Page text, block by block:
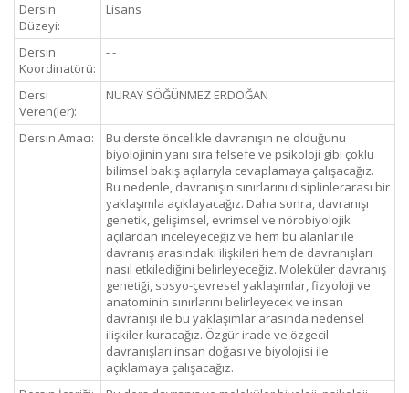
Dersin
Düzeyi:
Lisans
Dersin
Koordinatörü:
- -
Dersi
Veren(ler):
NURAY SÖĞÜNMEZ ERDOĞAN
Dersin Amacı:
Bu derste öncelikle davranışın ne olduğunu
biyolojinin yanı sıra felsefe ve psikoloji gibi çoklu
bilimsel bakış açılarıyla cevaplamaya çalışacağız.
Bu nedenle, davranışın sınırlarını disiplinlerarası bir
yaklaşımla açıklayacağız. Daha sonra, davranışı
genetik, gelişimsel, evrimsel ve nörobiyolojik
açılardan inceleyeceğiz ve hem bu alanlar ile
davranış arasındaki ilişkileri hem de davranışları
nasıl etkilediğini belirleyeceğiz. Moleküler davranış
genetiği, sosyo-çevresel yaklaşımlar, fizyoloji ve
anatominin sınırlarını belirleyecek ve insan
davranışı ile bu yaklaşımlar arasında nedensel
ilişkiler kuracağız. Özgür irade ve özgecil
davranışları insan doğası ve biyolojisi ile
açıklamaya çalışacağız.